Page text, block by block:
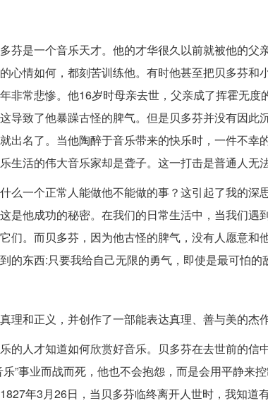
芬是一个音乐天才。他的才华很久以前就被他的父
心情如何，都刻苦训练他。有时他甚至把贝多芬和
非常悲惨。他16岁时母亲去世，父亲成了挥霍无度
导致了他暴躁古怪的脾气。但是贝多芬并没有因此
名了。当他陶醉于音乐带来的快乐时，一件不幸
活的伟大音乐家却是聋子。这一打击是普通人无法
么一个正常人能做他不能做的事？这引起了我的深
是他成功的秘密。在我们的日常生活中，当我们遇
们。而贝多芬，因为他古怪的脾气，没有人愿意和
东西:只要我给自己无限的勇气，即使是最可怕的
理和正义，并创作了一部能表达真理、善与美的杰作
的人才知道如何欣赏好音乐。贝多芬在去世前的信
”事业而战而死，他也不会抱怨，而是会用平静来
年3月26日，当贝多芬临终离开人世时，我知道